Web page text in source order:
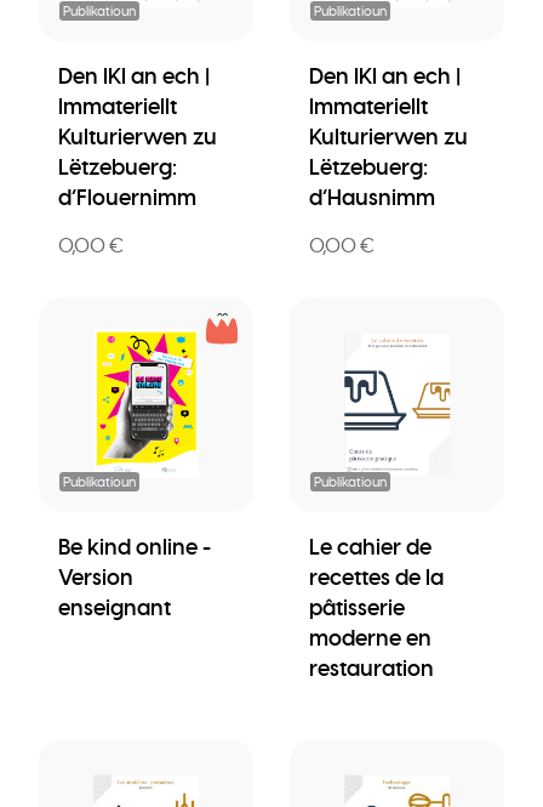
Publikatioun
Den IKI an ech |
Immateriellt
Kulturierwen zu
Lëtzebuerg:
d’Flouernimm
0,00 €
Publikatioun
Den IKI an ech |
Immateriellt
Kulturierwen zu
Lëtzebuerg:
d’Hausnimm
0,00 €
Publikatioun
Be kind online -
Version
enseignant
Publikatioun
Le cahier de
recettes de la
pâtisserie
moderne en
restauration